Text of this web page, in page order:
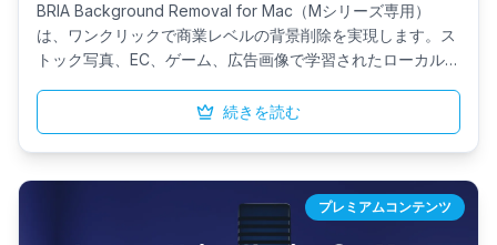
BRIA Background Removal for Mac（Mシリーズ専用）
は、ワンクリックで商業レベルの背景削除を実現します。ス
トック写真、EC、ゲーム、広告画像で学習されたローカル実
ンプルなDMGインストーラで提供され、ポートレート、商
品、またはバッチ処理をオフラインで実行し、クラウドのプ
ライバシーリスクとセットアップの複雑さを排除します。
続きを読む
プレミアムコンテンツ